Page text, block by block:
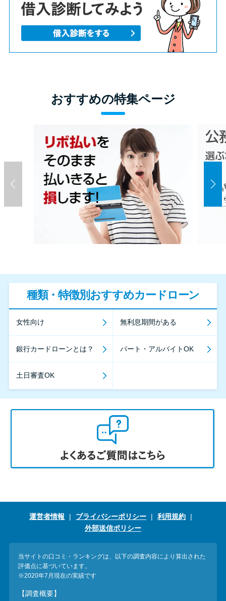
おすすめの特集ページ
種類・特徴別おすすめカードローン
女性向け 無利息期間がある
銀行カードローンとは？ パート・アルバイトOK
土日審査OK
運営者情報 プライバシーポリシー
利用規約
外部送信ポリシー
当サイトの口コミ・ランキングは、以下の調査内容により算出された
評価点に基づいています。
※2020年7月現在の実績です
【調査概要】